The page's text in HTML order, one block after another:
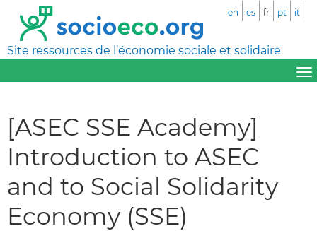
Site ressources de l’économie sociale et solidaire
en es fr pt it
[ASEC SSE Academy]
Introduction to ASEC
and to Social Solidarity
Economy (SSE)